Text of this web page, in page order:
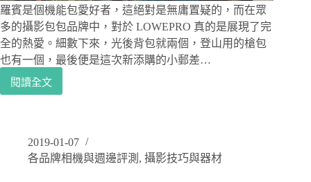
WOTANCRAFT
PILOT
7L
飛
行
員
升
羅賓是個機能包愛好者，這絕對是無庸置疑的，而在眾
多的攝影包包品牌中，對於 LOWEPRO 真的是展現了完
全的熱愛。細數下來，光後背包就兩個，登山用的槍包
也有一個，最後便是這次新添購的小郵差…
閱讀全文
攝
箱
｜
2019-01-07
各品牌相機與週邊評測 , 攝影技巧與器材